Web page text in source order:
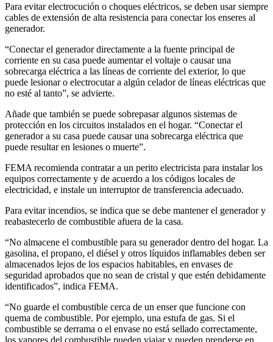
Para evitar electrocución o choques eléctricos, se deben usar siempre
cables de extensión de alta resistencia para conectar los enseres al
generador.
“Conectar el generador directamente a la fuente principal de
corriente en su casa puede aumentar el voltaje o causar una
sobrecarga eléctrica a las líneas de corriente del exterior, lo que
puede lesionar o electrocutar a algún celador de líneas eléctricas que
no esté al tanto”, se advierte.
Añade que también se puede sobrepasar algunos sistemas de
protección en los circuitos instalados en el hogar. “Conectar el
generador a su casa puede causar una sobrecarga eléctrica que
puede resultar en lesiones o muerte”.
FEMA recomienda contratar a un perito electricista para instalar los
equipos correctamente y de acuerdo a los códigos locales de
electricidad, e instale un interruptor de transferencia adecuado.
Para evitar incendios, se indica que se debe mantener el generador y
reabastecerlo de combustible afuera de la casa.
“No almacene el combustible para su generador dentro del hogar. La
gasolina, el propano, el diésel y otros líquidos inflamables deben ser
almacenados lejos de los espacios habitables, en envases de
seguridad aprobados que no sean de cristal y que estén debidamente
identificados”, indica FEMA.
“No guarde el combustible cerca de un enser que funcione con
quema de combustible. Por ejemplo, una estufa de gas. Si el
combustible se derrama o el envase no está sellado correctamente,
los vapores del combustible pueden viajar y pueden prenderse en